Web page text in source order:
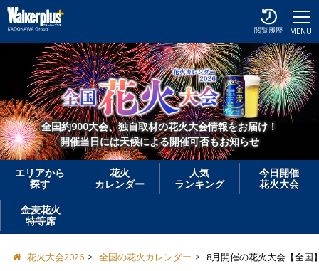
MENU
閲覧履歴
全国約900大会、独自取材の花火大会情報をお届け！
開催当日には天候による開催可否もお知らせ
エリアから
探す
花火
カレンダー
人気
ランキング
今日開催
花火大会
金麦花火
特等席
花火大会2026 全国の花火カレンダー 8月開催の花火大会【全国